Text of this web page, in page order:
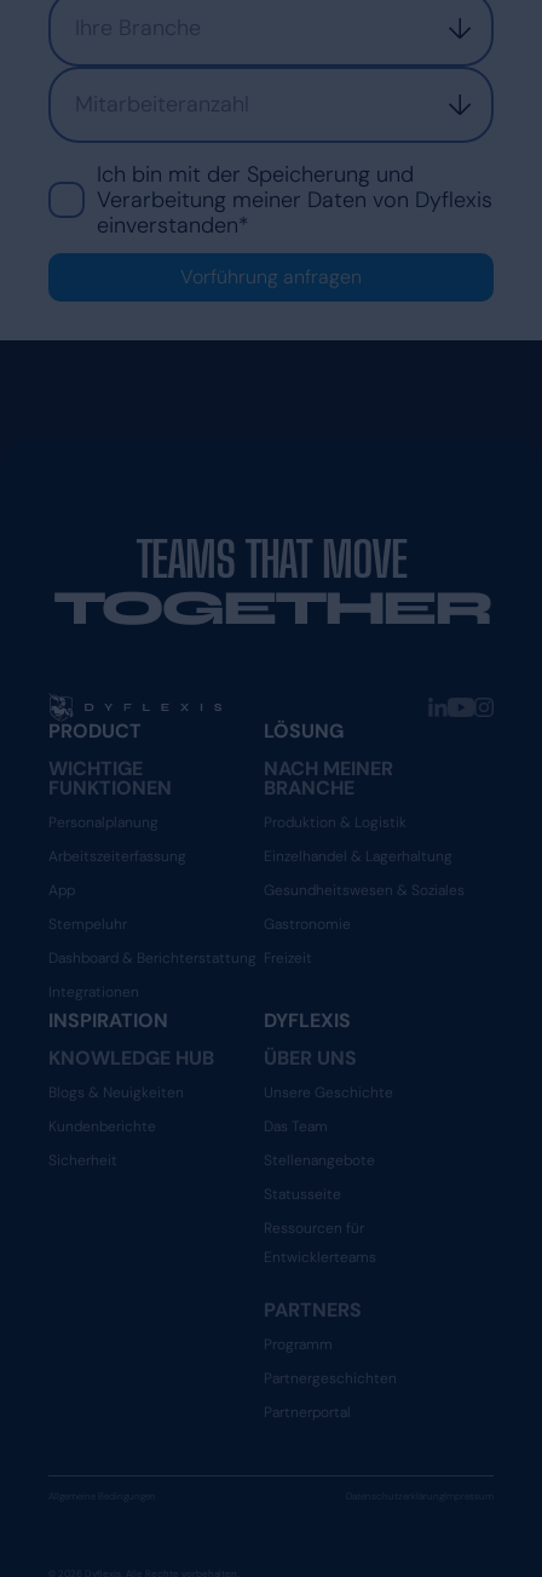
Ihre Branche
Mitarbeiteranzahl
Ich bin mit der Speicherung und
Verarbeitung meiner Daten von Dyflexis
einverstanden*
Vorführung anfragen
TEAMS THAT MOVE
TOGETHER
PRODUCT
WICHTIGE
FUNKTIONEN
Personalplanung
Arbeitszeiterfassung
App
Stempeluhr
Dashboard & Berichterstattung
Integrationen
LÖSUNG
NACH MEINER
BRANCHE
Produktion & Logistik
Einzelhandel & Lagerhaltung
Gesundheitswesen & Soziales
Gastronomie
Freizeit
INSPIRATION
KNOWLEDGE HUB
Blogs & Neuigkeiten
Kundenberichte
Sicherheit
DYFLEXIS
ÜBER UNS
Unsere Geschichte
Das Team
Stellenangebote
Statusseite
Ressourcen für
Entwicklerteams
PARTNERS
Programm
Partnergeschichten
Partnerportal
© 2026 Dyflexis. Alle Rechte vorbehalten.